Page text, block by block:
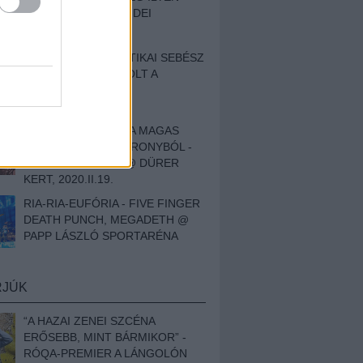
BESZÁMOLÓNK AZ IDEI
EGY HALLÁSPLASZTIKAI SEBÉSZ
NAPLÓJA - ILYEN VOLT A
DOKUMENTUMFILM
MÉLY FÉRFIBÁNAT A MAGAS
ELEFÁNTCSONTTORONYBÓL -
LEPROUS, KLONE @ DÜRER
KERT, 2020.II.19.
RIA-RIA-EUFÓRIA - FIVE FINGER
DEATH PUNCH, MEGADETH @
PAPP LÁSZLÓ SPORTARÉNA
“A HAZAI ZENEI SZCÉNA
ERŐSEBB, MINT BÁRMIKOR” -
RÓQA-PREMIER A LÁNGOLÓN